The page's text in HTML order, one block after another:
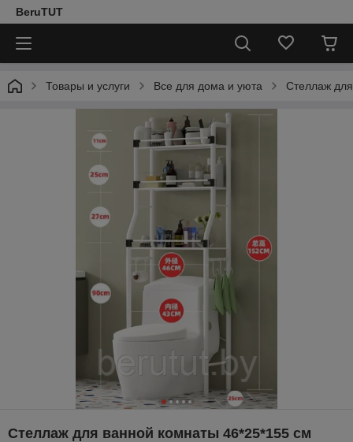
BeruTUT
Товары и услуги Все для дома и уюта Стеллаж
Стеллаж для ванной комнаты 46*25*155 см